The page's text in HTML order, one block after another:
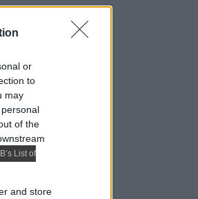
or
to
may
of the
List of
and store